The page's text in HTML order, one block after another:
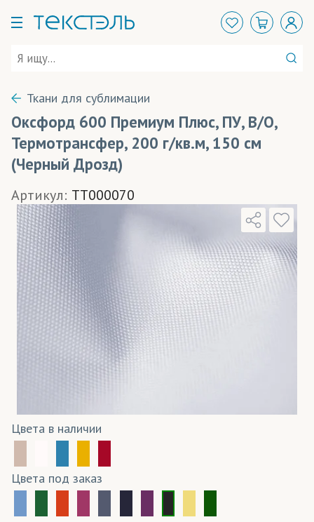
Ткани для сублимации
Оксфорд 600 Премиум Плюс, ПУ, В/О,
Термотрансфер, 200 г/кв.м, 150 см
(Черный Дрозд)
Артикул: TT000070
Цвета в наличии
Цвета под заказ